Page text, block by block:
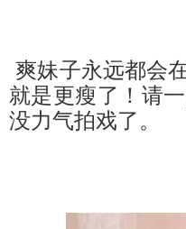
爽妹子永远都会
就是更瘦了！请
没力气拍戏了。